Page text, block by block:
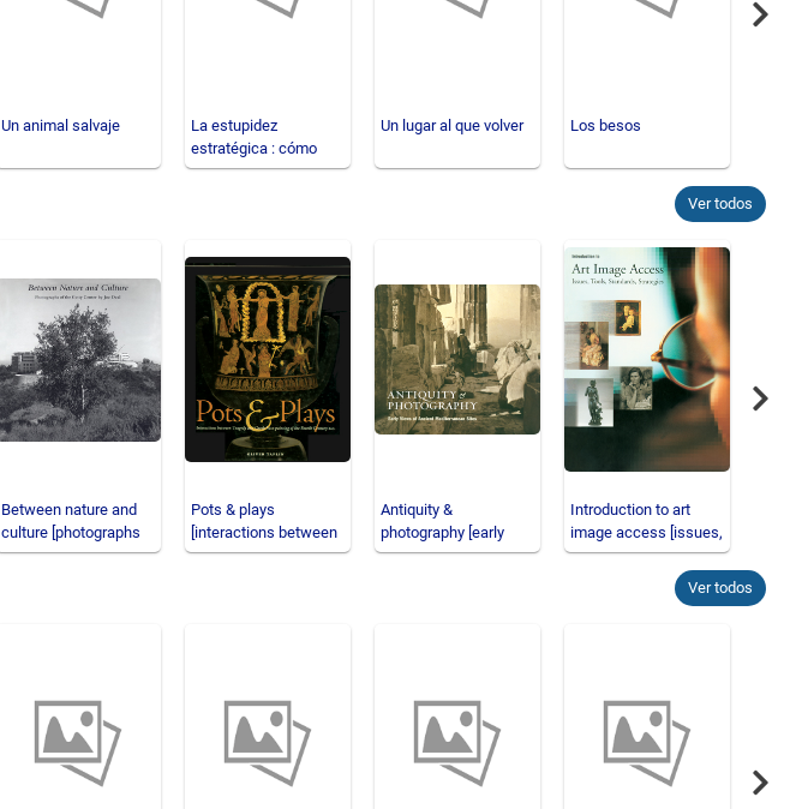
Un animal salvaje
La estupidez
estratégica : cómo
construir éxitos
Un lugar al que volver Los besos
Ver todos
Between nature and
culture [photographs
of the Getty Center
Pots & plays
[interactions between
tragedy and Greek
Antiquity &
photography [early
views of ancient
Introduction to art
image access [issues,
tools, standards,
Ver todos